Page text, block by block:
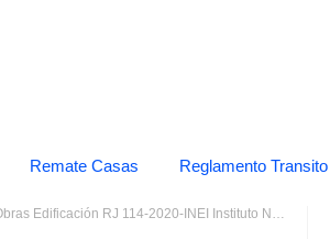
Remate Casas Reglamento Transito
RJ 114-2020-INEI Instituto Nacional de Estadistica